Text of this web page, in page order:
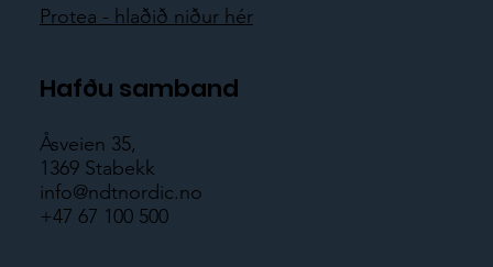
Protea - hlaðið niður hér
Hafðu samband
Åsveien 35,
1369 Stabekk
info@ndtnordic.no
+47 67 100 500